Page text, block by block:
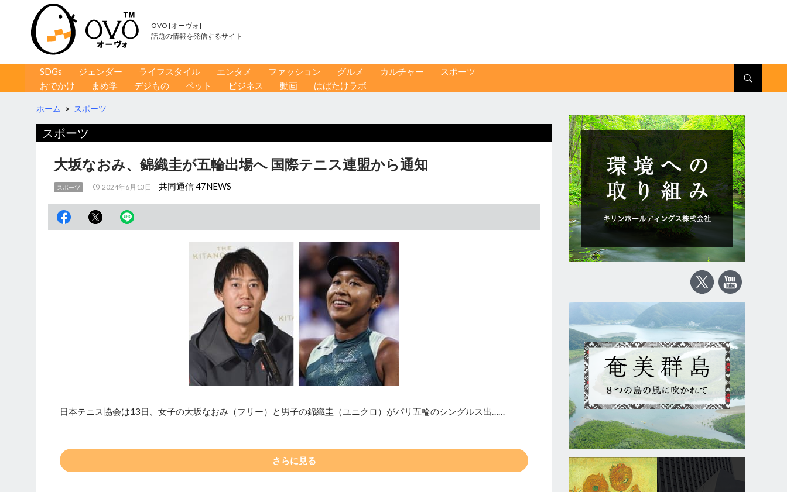
OVO [オーヴォ]
話題の情報を発信するサイト
コンテンツへ移動
SDGs ジェンダー ライフスタイル エンタメ ファッション グルメ カルチャー
スポーツ
おでかけ
まめ学 デジもの ペット ビジネス 動画 はばたけラボ
ホーム > スポーツ
スポーツ
大坂なおみ、錦織圭が五輪出場へ 国際テニス連盟から通知
スポーツ 2024年6月13日 共同通信 47NEWS
日本テニス協会は13日、女子の大坂なおみ（フリー）と男子の錦織圭（ユニクロ）がパリ五輪のシングルス出……
さらに見る